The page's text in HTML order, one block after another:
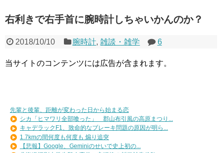
右利きで右手首に腕時計しちゃいかんのか？
2018/10/10 腕時計,雑談・雑学 6
当サイトのコンテンツには広告が含まれます。
先輩と後輩、距離が変わった日から始まる恋
シカ「ヒマワリ全部喰った」 郡山布引風の高原まつり...
キャデラックF1、致命的なブレーキ問題の原因が明ら...
1.7kmの間何度も何度も 煽り追突
【悲報】Google、Geminiのせいで史上初の...